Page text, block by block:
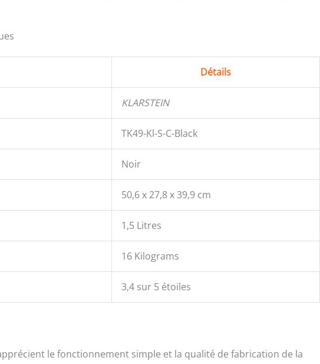
Détails
KLARSTEIN
TK49-Kl-S-C-Black
Noir
50,6 x 27,8 x 39,9 cm
1,5 Litres
16 Kilograms
3,4 sur 5 étoiles
le fonctionnement simple et la qualité de fabrication de la